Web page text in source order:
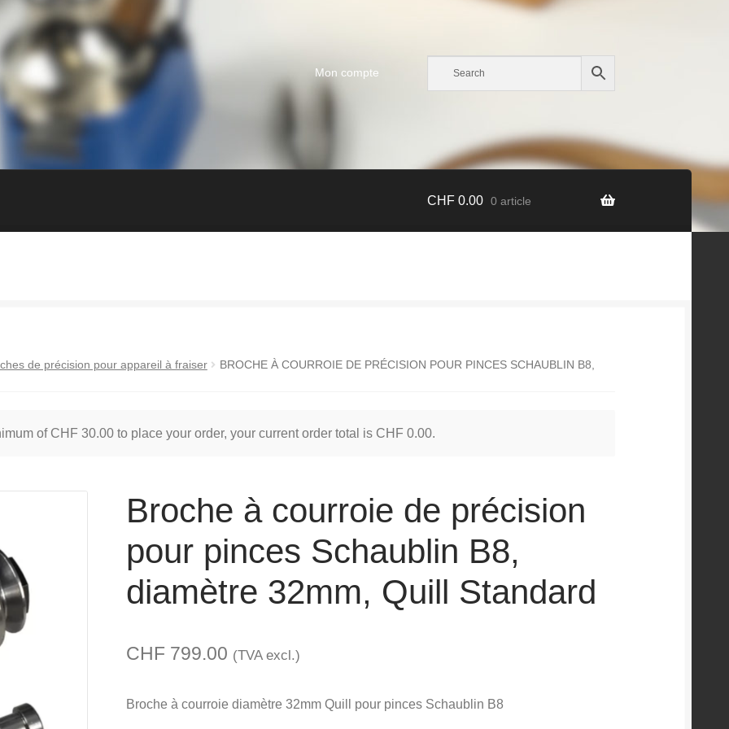
Mon compte
CHF0.00 0 article
de précision pour appareil à fraiser
BROCHE À COURROIE DE PRÉCISION POUR PINCES SCHAUBLIN B8,
of CHF 30.00to place your order, your current order total is CHF 0.00.
Broche à courroie de précision
pour pinces Schaublin B8,
diamètre 32mm, Quill Standard
CHF 799.00 (TVA excl.)
Broche à courroie diamètre 32mm Quill pour pinces Schaublin B8